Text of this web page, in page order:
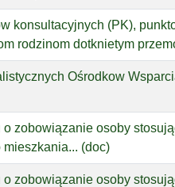
konsultacyjnych (PK),
rodzinom dotknietym
Ośrodkow
o zobowiązanie osoby
(doc)
o zobowiązanie osoby